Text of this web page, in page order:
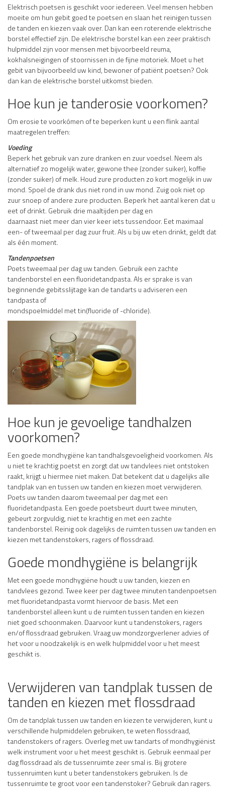
Elektrisch poetsen is geschikt voor iedereen. Veel mensen hebben
moeite om hun gebit goed te poetsen en slaan het reinigen tussen
de tanden en kiezen vaak over. Dan kan een roterende elektrische
borstel effectief zijn. De elektrische borstel kan een zeer praktisch
hulpmiddel zijn voor mensen met bijvoorbeeld reuma,
kokhalsneigingen of stoornissen in de fijne motoriek. Moet u het
gebit van bijvoorbeeld uw kind, bewoner of patiënt poetsen? Ook
dan kan de elektrische borstel uitkomst bieden.
Hoe kun je tanderosie voorkomen?
Om erosie te voorkómen of te beperken kunt u een flink aantal
maatregelen treffen:
Voeding
Beperk het gebruik van zure dranken en zuur voedsel. Neem als
alternatief zo mogelijk water, gewone thee (zonder suiker), koffie
(zonder suiker) of melk. Houd zure producten zo kort mogelijk in uw
mond. Spoel de drank dus niet rond in uw mond. Zuig ook niet op
zuur snoep of andere zure producten. Beperk het aantal keren dat u
eet of drinkt. Gebruik drie maaltijden per dag en
daarnaast niet meer dan vier keer iets tussendoor. Eet maximaal
een- of tweemaal per dag zuur fruit. Als u bij uw eten drinkt, geldt dat
als één moment.
Tandenpoetsen
Poets tweemaal per dag uw tanden. Gebruik een zachte
tandenborstel en een fluoridetandpasta. Als er sprake is van
beginnende gebitsslijtage kan de tandarts u adviseren een
tandpasta of
mondspoelmiddel met tin(fluoride of -chloride).
Hoe kun je gevoelige tandhalzen
voorkomen?
Een goede mondhygiëne kan tandhalsgevoeligheid voorkomen. Als
u niet te krachtig poetst en zorgt dat uw tandvlees niet ontstoken
raakt, krijgt u hiermee niet maken. Dat betekent dat u dagelijks alle
tandplak van en tussen uw tanden en kiezen moet verwijderen.
Poets uw tanden daarom tweemaal per dag met een
fluoridetandpasta. Een goede poetsbeurt duurt twee minuten,
gebeurt zorgvuldig, niet te krachtig en met een zachte
tandenborstel. Reinig ook dagelijks de ruimten tussen uw tanden en
kiezen met tandenstokers, ragers of flossdraad.
Goede mondhygiëne is belangrijk
Met een goede mondhygiëne houdt u uw tanden, kiezen en
tandvlees gezond. Twee keer per dag twee minuten tandenpoetsen
met fluoridetandpasta vormt hiervoor de basis. Met een
tandenborstel alleen kunt u de ruimten tussen tanden en kiezen
niet goed schoonmaken. Daarvoor kunt u tandenstokers, ragers
en/of flossdraad gebruiken. Vraag uw mondzorgverlener advies of
het voor u noodzakelijk is en welk hulpmiddel voor u het meest
geschikt is.
Verwijderen van tandplak tussen de
tanden en kiezen met flossdraad
Om de tandplak tussen uw tanden en kiezen te verwijderen, kunt u
verschillende hulpmiddelen gebruiken, te weten flossdraad,
tandenstokers of ragers. Overleg met uw tandarts of mondhygiënist
welk instrument voor u het meest geschikt is. Gebruik eenmaal per
dag flossdraad als de tussenruimte zeer smal is. Bij grotere
tussenruimten kunt u beter tandenstokers gebruiken. Is de
tussenruimte te groot voor een tandenstoker? Gebruik dan ragers.